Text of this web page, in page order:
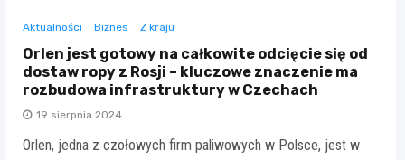
Aktualności Biznes Z kraju
Orlen jest gotowy na całkowite odcięcie się od
dostaw ropy z Rosji – kluczowe znaczenie ma
rozbudowa infrastruktury w Czechach
19 sierpnia 2024
Orlen, jedna z czołowych firm paliwowych w Polsce, jest w